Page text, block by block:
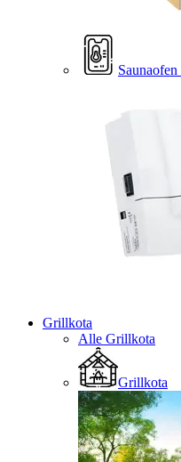
Grillkota
Alle Grillkota
Grillkota